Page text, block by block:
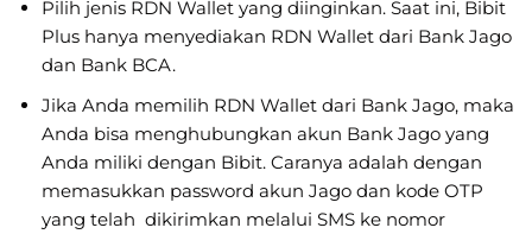
Pilih jenis RDN Wallet yang diinginkan. Saat ini, Bibit
Plus hanya menyediakan RDN Wallet dari Bank Jago
dan Bank BCA.
Jika Anda memilih RDN Wallet dari Bank Jago, maka
Anda bisa menghubungkan akun Bank Jago yang
Anda miliki dengan Bibit. Caranya adalah dengan
memasukkan password akun Jago dan kode OTP
yang telah dikirimkan melalui SMS ke nomor